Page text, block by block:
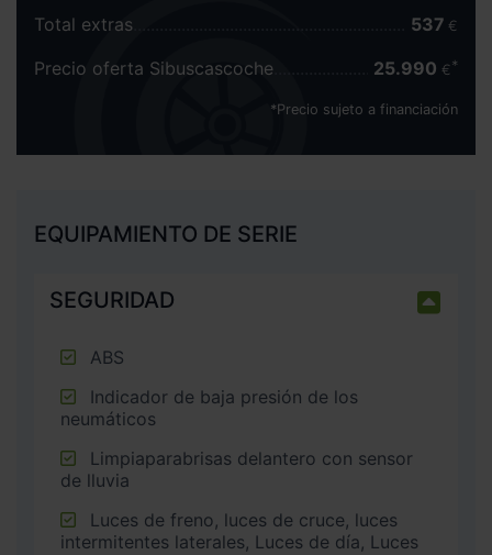
Total extras 537 €
Precio oferta Sibuscascoche 25.990 €
*Precio sujeto a financiación
EQUIPAMIENTO DE SERIE
SEGURIDAD
ABS
neumáticos
de lluvia
intermitentes laterales, Luces de día, Luces